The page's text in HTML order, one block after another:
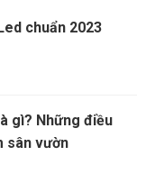
chuẩn 2023
gì? Những điều
sân vườn